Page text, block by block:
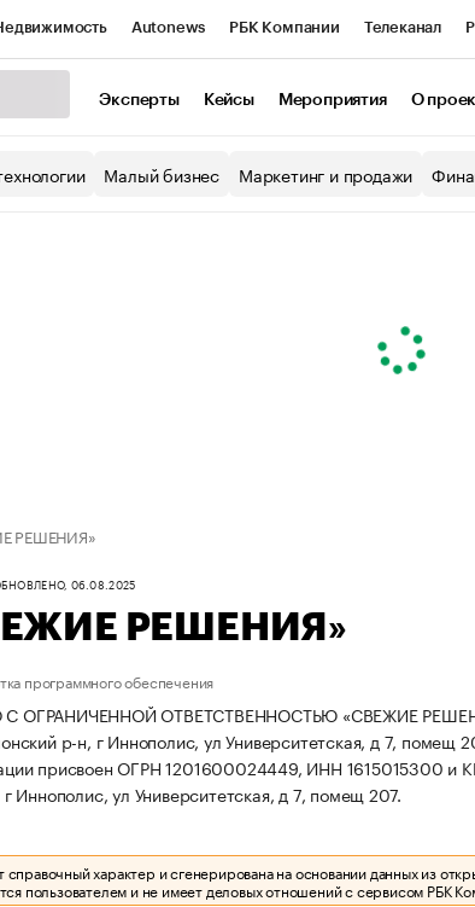
Autonews РБК Компании Телеканал
Экономика Бизнес
Эксперты Кейсы Мероприятия О
Малый бизнес Маркетинг и продажи
РЕШЕНИЯ»
06.08.2025
РЕШЕНИЯ»
программного обеспечения
ОГРАНИЧЕННОЙ ОТВЕТСТВЕННОСТЬЮ «СВЕЖИЕ
р-н, г Иннополис, ул Университетская, д 7, помещ
присвоен ОГРН 1201600024449, ИНН 1615015300 и
Иннополис, ул Университетская, д 7, помещ 207.
характер и сгенерирована на основании данных из
пользователем и не имеет деловых отношений с сервисом РБК